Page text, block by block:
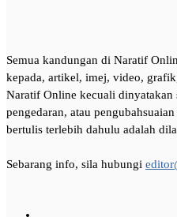
Semua kandungan di Naratif
kepada, artikel, imej, video,
Naratif Online kecuali dinyatakan
pengedaran, atau
bertulis terlebih dahulu adalah
Sebarang info, sila hubungi